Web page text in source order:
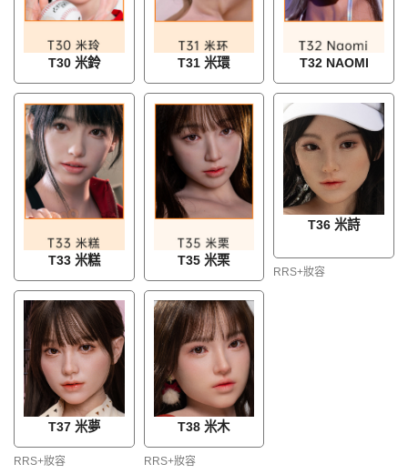
T30 米鈴 T31 米環 T32 NAOMI
T33 米糕 T35 米栗
T36 米詩
RRS+妝容
T37 米夢
RRS+妝容
T38 米木
RRS+妝容